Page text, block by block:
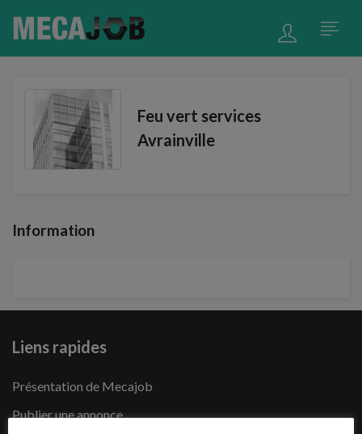
Feu vert services
Avrainville
Information
Liens rapides
Présentation de Mecajob
Publier une annonce